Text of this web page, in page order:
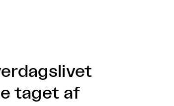
taget af